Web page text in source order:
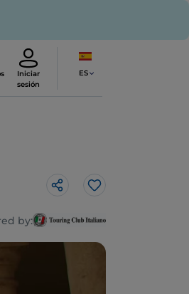
Iniciar
sesión
ES
Me gusta
by: